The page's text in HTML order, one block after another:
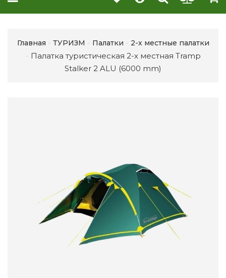
Главная ТУРИЗМ Палатки 2-х местные палатки
Палатка туристическая 2-х местная Tramp
Stalker 2 ALU (6000 mm)